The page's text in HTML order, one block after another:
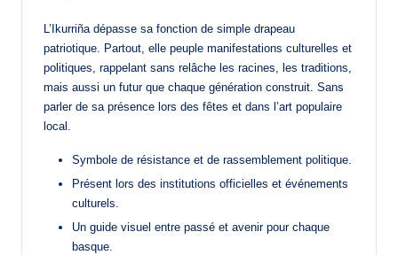
L’Ikurriña dépasse sa fonction de simple drapeau
patriotique. Partout, elle peuple manifestations culturelles et
politiques, rappelant sans relâche les racines, les traditions,
mais aussi un futur que chaque génération construit. Sans
parler de sa présence lors des fêtes et dans l’art populaire
local.
Symbole de résistance et de rassemblement politique.
Présent lors des institutions officielles et événements
culturels.
Un guide visuel entre passé et avenir pour chaque
basque.